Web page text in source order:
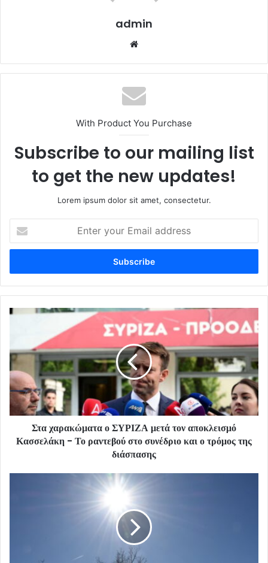
admin
With Product You Purchase
Subscribe to our mailing list
to get the new updates!
Lorem ipsum dolor sit amet, consectetur.
your
Email
Στα χαρακώματα ο ΣΥΡΙΖΑ μετά τον αποκλεισμό
Κασσελάκη - Το ραντεβού στο συνέδριο και ο τρόμος της
διάσπασης